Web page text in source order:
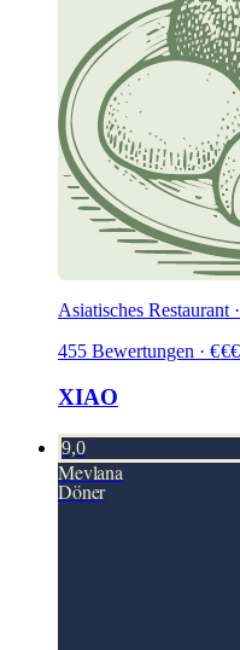
Asiatisches Restaurant
455 Bewertungen · €€€
XIAO
9,0
Mevlana
Döner